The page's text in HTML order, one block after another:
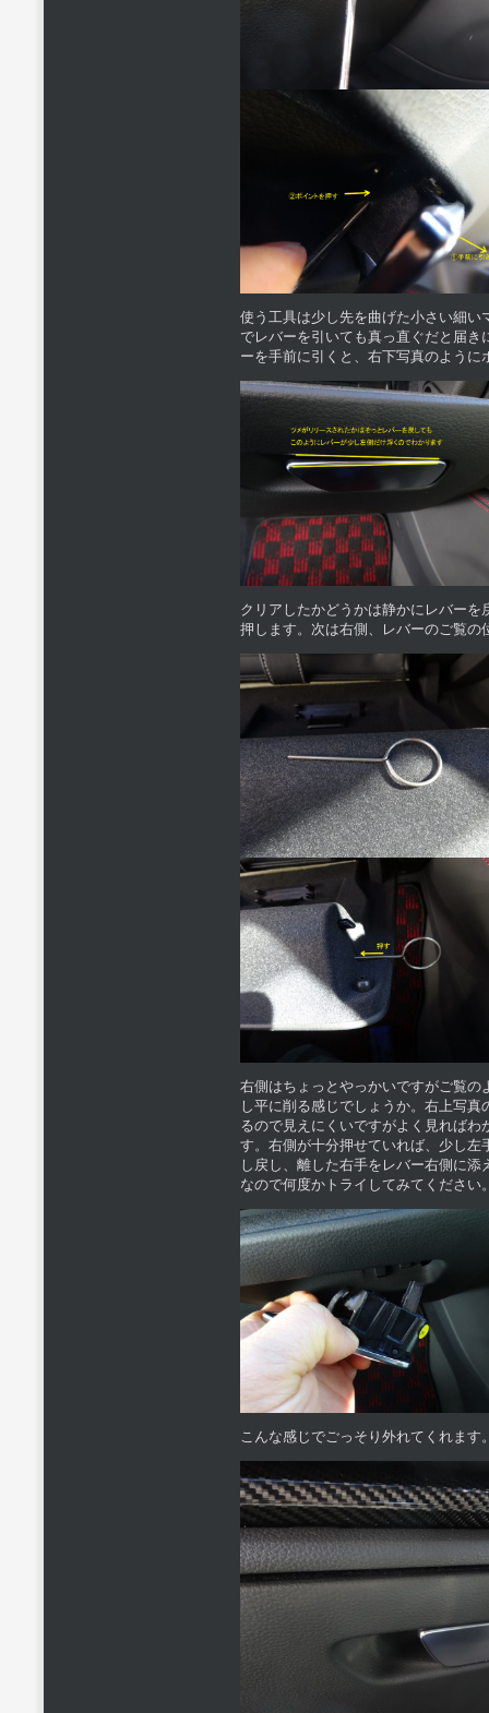
使う工具は少し先を曲げた小さい細
でレバーを引いても真っ直ぐだと届
ーを手前に引くと、右下写真のよう
クリアしたかどうかは静かにレバー
押します。次は右側、レバーのご覧の
右側はちょっとやっかいですがご覧
し平に削る感じでしょうか。右上写
るので見えにくいですがよく見れば
す。右側が十分押せていれば、少し
し戻し、離した右手をレバー右側に
なので何度かトライしてみてください
こんな感じでごっそり外れてくれま